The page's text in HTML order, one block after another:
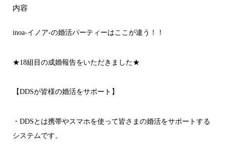
内容
inoa-イノア-の婚活パーティーはここが違う！！
★18組目の成婚報告をいただきました★
【DDSが皆様の婚活をサポート】
・DDSとは携帯やスマホを使って皆さまの婚活をサポートする
システムです。